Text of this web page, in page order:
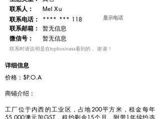
联系人：
Mel Xu
联系电话：
**** *** 118 显示电话
​联系邮箱： 暂无信息
微信号：
暂无信息
​联系时请说明是在topbusiness看到的， 谢谢！
详细信息
价格：$P.O.A
商铺介绍：
工厂位于内西的工业区，占地200平方米，租金每年
55,000澳元加GST，租约剩余15个月，附带1年续约选